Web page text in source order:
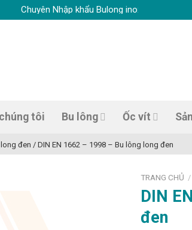
Chuyên Nhập khẩu Bulong inox, Ốc vít inox,
tôi Bu lông Ốc vít
đen / DIN EN 1662 – 1998 – Bu lông long đen
TRANG CHỦ /
DIN
đen